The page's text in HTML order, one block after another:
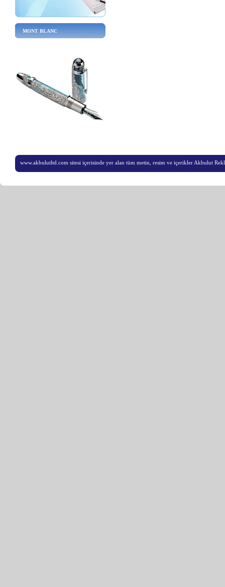
MONT BLANC
www.akbulutltd.com sitesi içerisinde yer alan tüm metin, resim ve içerikler Akbulut